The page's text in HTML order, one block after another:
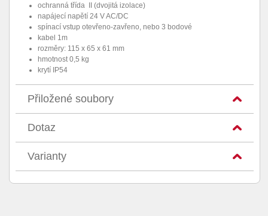
ochranná třída II (dvojitá izolace)
napájecí napětí 24 V AC/DC
spínací vstup otevřeno-zavřeno, nebo 3 bodové
kabel 1m
rozměry: 115 x 65 x 61 mm
hmotnost 0,5 kg
krytí IP54
Přiložené soubory
Dotaz
Varianty